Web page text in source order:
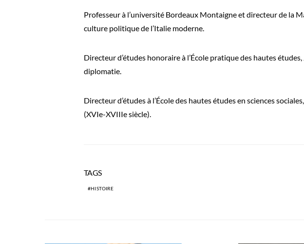
Professeur à l’université Bordeaux Montaigne et directeur de la
culture politique de l’Italie moderne.
Directeur d’études honoraire à l’École pratique des hautes
diplomatie.
Directeur d’études à l’École des hautes études en sciences
(XVIe-XVIIIe siècle).
TAGS
HISTOIRE